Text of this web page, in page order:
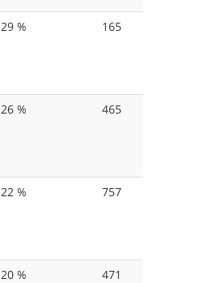
29 % 165
26 % 465
22 % 757
20 % 471